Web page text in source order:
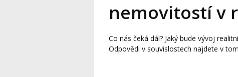
nemovitostí v
Co nás čeká dál? Jaký bude vývoj
Odpovědi v souvislostech najdete v